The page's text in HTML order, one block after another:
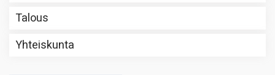
Talous
Yhteiskunta